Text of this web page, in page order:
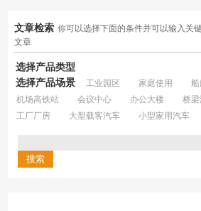
文章检索 你可以选择下面的条件并可以输入关
文章
选择产品类型
选择产品场景
工业园区 家庭使用 船
机场高铁站
会议中心 办公大楼 桥梁
工厂厂房
大型载客汽车 小型家用汽车